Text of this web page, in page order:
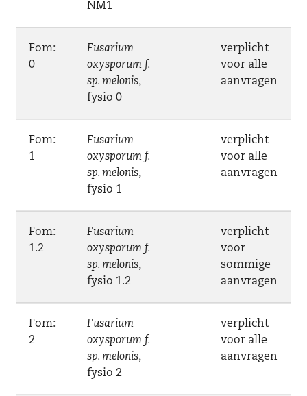
NM1
Fom:
0
Fusarium
oxysporum f.
sp. melonis,
fysio 0
verplicht
voor alle
aanvragen
Fom:
1
Fusarium
oxysporum f.
sp. melonis,
fysio 1
verplicht
voor alle
aanvragen
Fom:
1.2
Fusarium
oxysporum f.
sp. melonis,
fysio 1.2
verplicht
voor
sommige
aanvragen
Fom:
2
Fusarium
oxysporum f.
sp. melonis,
fysio 2
verplicht
voor alle
aanvragen